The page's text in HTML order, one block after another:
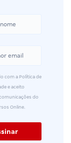
com a Política de
e aceito
do
Online.